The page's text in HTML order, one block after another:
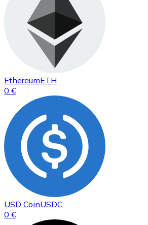
EthereumETH
0 €
USD CoinUSDC
0 €